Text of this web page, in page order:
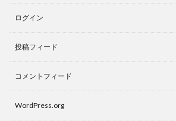
ログイン
投稿フィード
コメントフィード
WordPress.org